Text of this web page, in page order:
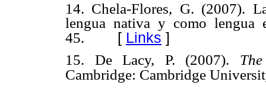
14. Chela-Flores, G. (2007).
lengua nativa y como lengua
45. [ Links ]
15. De Lacy, P. (2007).
Cambridge: Cambridge